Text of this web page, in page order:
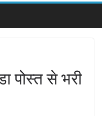
पोस्त से भरी